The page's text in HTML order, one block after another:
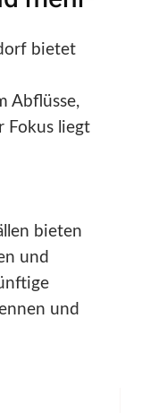
bietet
Abflüsse,
Fokus liegt
bieten
und
und